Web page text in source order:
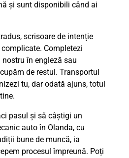
și sunt disponibili când ai
scrisoare de intenție
Completezi
în engleză sau
de restul. Transportul
tu, dar odată ajuns, totul
pasul și să câștigi un
auto în Olanda, cu
bune de muncă, ia
procesul împreună. Poți